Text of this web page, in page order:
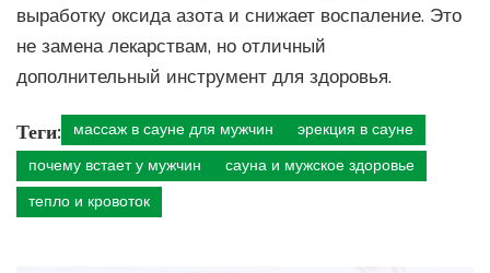
выработку оксида азота и снижает воспаление. Это
не замена лекарствам, но отличный
дополнительный инструмент для здоровья.
Теги: массаж в сауне для мужчин
эрекция в сауне
почему встает у мужчин
сауна и мужское здоровье
тепло и кровоток